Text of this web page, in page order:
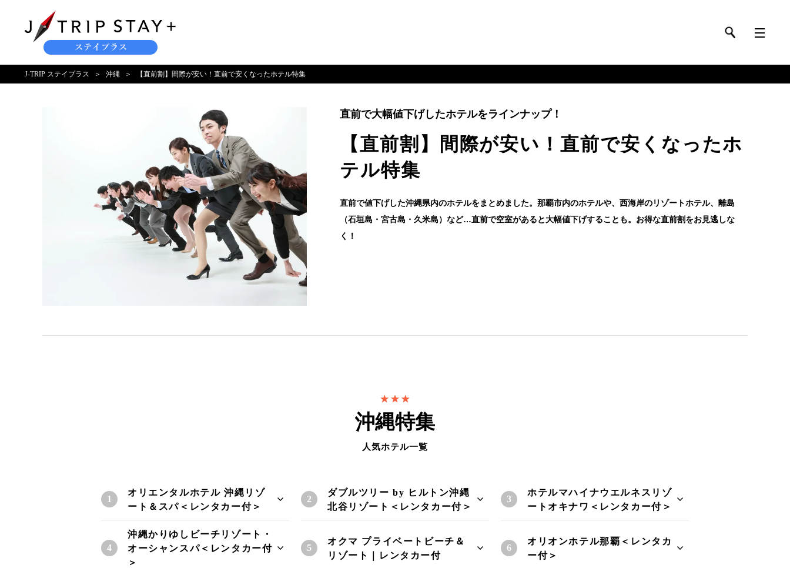
J-TRIP ステイプラス 沖縄 【直前割】間際が安い！直前で安くなったホテル特集
直前で大幅値下げしたホテルをラインナップ！
【直前割】間際が安い！直前で安くなったホ
テル特集
直前で値下げした沖縄県内のホテルをまとめました。那覇市内のホテルや、西海岸のリゾートホテル、離島
（石垣島・宮古島・久米島）など…直前で空室があると大幅値下げすることも。お得な直前割をお見逃しな
く！
沖縄特集
人気ホテル一覧
オリエンタルホテル 沖縄リゾ
ート＆スパ＜レンタカー付＞
ダブルツリー by ヒルトン沖縄
北谷リゾート＜レンタカー付＞
ホテルマハイナウエルネスリゾ
ートオキナワ＜レンタカー付＞
沖縄かりゆしビーチリゾート・
オーシャンスパ＜レンタカー付
＞
オクマ プライベートビーチ＆
リゾート｜レンタカー付
オリオンホテル那覇＜レンタカ
ー付＞